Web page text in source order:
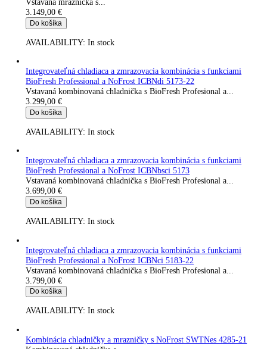
Kombinácia chladničky a mrazničky s BioFresh a NoFrost
526i-22
Kombinovaná chladnička s BioFresh a...
2.899,00€
AVAILABILITY:In stock
Integrovateľná mraznička s NoFrost SIFNdi 5188-22
Vstavaná mraznička s...
AVAILABILITY:In stock